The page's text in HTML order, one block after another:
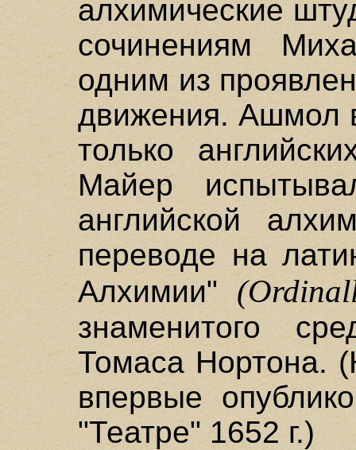
алхимические
сочинениям
одним из
движения. Ашмол
только
Майер
английской
переводе на
Алхимии"
знаменитого
Томаса Нортона.
впервые
"Театре" 1652 г.)